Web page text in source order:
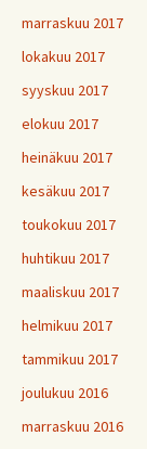
marraskuu 2017
lokakuu 2017
syyskuu 2017
elokuu 2017
heinäkuu 2017
kesäkuu 2017
toukokuu 2017
huhtikuu 2017
maaliskuu 2017
helmikuu 2017
tammikuu 2017
joulukuu 2016
marraskuu 2016